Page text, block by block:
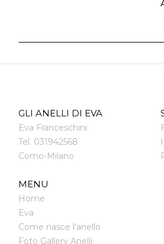
GLI ANELLI DI EVA
Eva Franceschini
Tel. 031942568
Como-Milano
MENU
Home
Eva
Come nasce l'anello
Foto Gallery Anelli